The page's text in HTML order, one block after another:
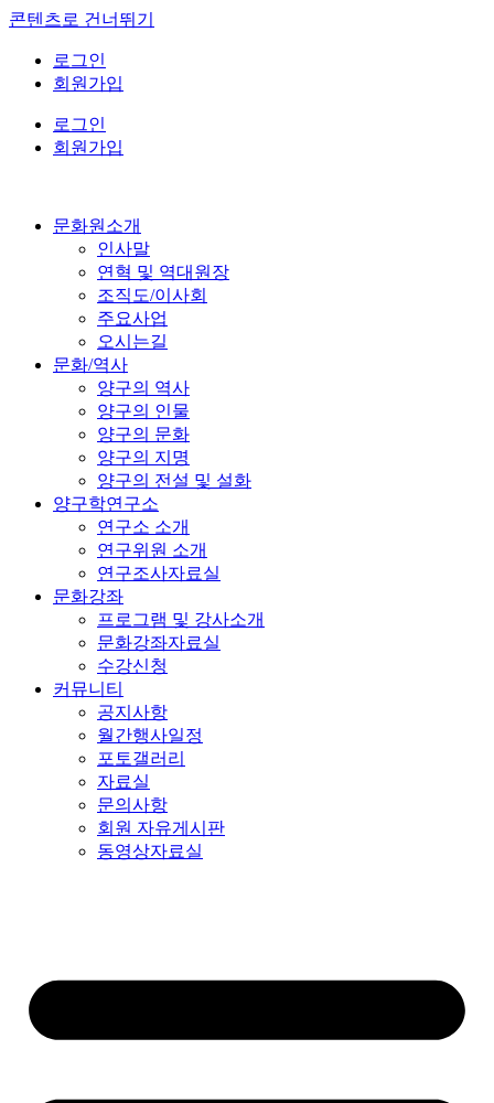
콘텐츠로 건너뛰기
로그인
회원가입
로그인
회원가입
문화원소개
인사말
연혁 및 역대원장
조직도/이사회
주요사업
오시는길
문화/역사
양구의 역사
양구의 인물
양구의 문화
양구의 지명
양구의 전설 및 설화
양구학연구소
연구소 소개
연구위원 소개
연구조사자료실
문화강좌
프로그램 및 강사소개
문화강좌자료실
수강신청
커뮤니티
공지사항
월간행사일정
포토갤러리
자료실
문의사항
회원 자유게시판
동영상자료실